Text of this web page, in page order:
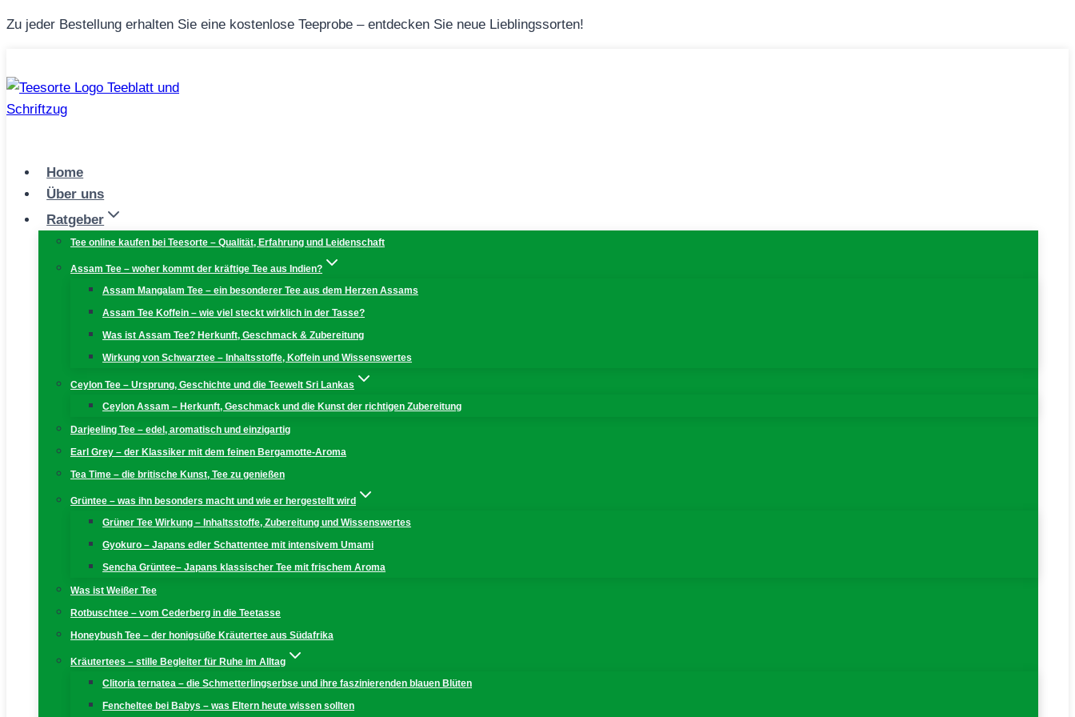
Zum
Zu jeder Bestellung erhalten Sie eine kostenlose Teeprobe – entdecken Sie neue Lieblingssorten!
Home
Über uns
Ratgeber
Tee online kaufen bei Teesorte – Qualität, Erfahrung und Leidenschaft
Assam Tee – woher kommt der kräftige Tee aus Indien?
Assam Mangalam Tee – ein besonderer Tee aus dem Herzen Assams
Assam Tee Koffein – wie viel steckt wirklich in der Tasse?
Was ist Assam Tee? Herkunft, Geschmack & Zubereitung
Wirkung von Schwarztee – Inhaltsstoffe, Koffein und Wissenswertes
Ceylon Tee – Ursprung, Geschichte und die Teewelt Sri Lankas
Ceylon Assam – Herkunft, Geschmack und die Kunst der richtigen Zubereitung
Darjeeling Tee – edel, aromatisch und einzigartig
Earl Grey – der Klassiker mit dem feinen Bergamotte-Aroma
Tea Time – die britische Kunst, Tee zu genießen
Grüntee – was ihn besonders macht und wie er hergestellt wird
Grüner Tee Wirkung – Inhaltsstoffe, Zubereitung und Wissenswertes
Gyokuro – Japans edler Schattentee mit intensivem Umami
Sencha Grüntee– Japans klassischer Tee mit frischem Aroma
Was ist Weißer Tee
Rotbuschtee – vom Cederberg in die Teetasse
Honeybush Tee – der honigsüße Kräutertee aus Südafrika
Kräutertees – stille Begleiter für Ruhe im Alltag
Clitoria ternatea – die Schmetterlingserbse und ihre faszinierenden blauen Blüten
Fencheltee bei Babys – was Eltern heute wissen sollten